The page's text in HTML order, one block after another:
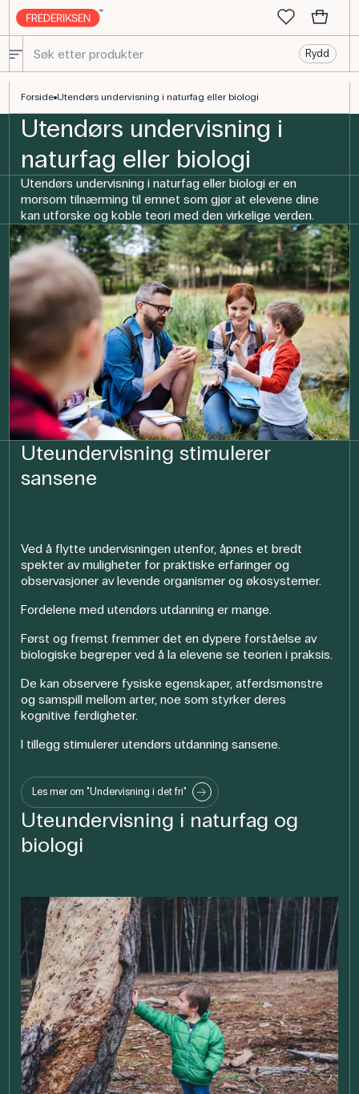
Rydd
Forside Utendørs undervisning i naturfag eller biologi
Utendørs undervisning i
naturfag eller biologi
Utendørs undervisning i naturfag eller biologi er en
morsom tilnærming til emnet som gjør at elevene dine
kan utforske og koble teori med den virkelige verden.
Uteundervisning stimulerer
sansene
Ved å flytte undervisningen utenfor, åpnes et bredt
spekter av muligheter for praktiske erfaringer og
observasjoner av levende organismer og økosystemer.
Fordelene med utendørs utdanning er mange.
Først og fremst fremmer det en dypere forståelse av
biologiske begreper ved å la elevene se teorien i praksis.
De kan observere fysiske egenskaper, atferdsmønstre
og samspill mellom arter, noe som styrker deres
kognitive ferdigheter.
I tillegg stimulerer utendørs utdanning sansene.
Les mer om "Undervisning i det fri"
Uteundervisning i naturfag og
biologi